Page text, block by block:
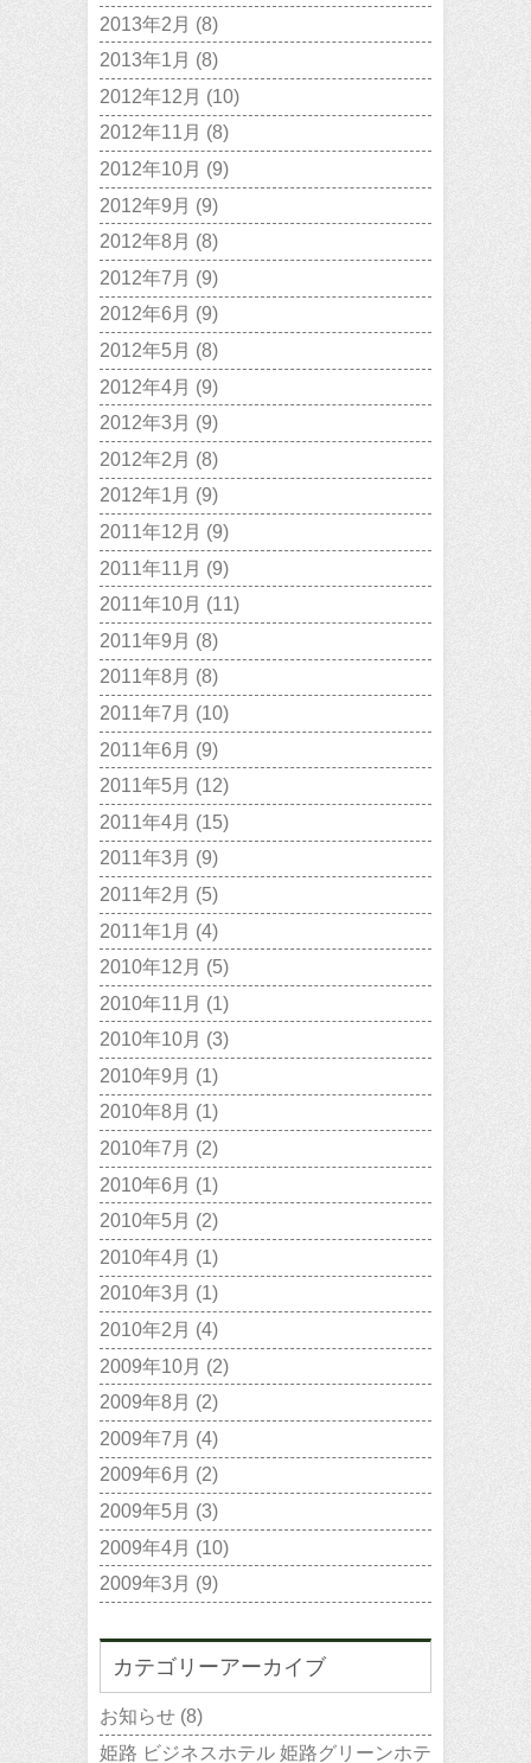
2013年2月 (8)
2013年1月 (8)
2012年12月 (10)
2012年11月 (8)
2012年10月 (9)
2012年9月 (9)
2012年8月 (8)
2012年7月 (9)
2012年6月 (9)
2012年5月 (8)
2012年4月 (9)
2012年3月 (9)
2012年2月 (8)
2012年1月 (9)
2011年12月 (9)
2011年11月 (9)
2011年10月 (11)
2011年9月 (8)
2011年8月 (8)
2011年7月 (10)
2011年6月 (9)
2011年5月 (12)
2011年4月 (15)
2011年3月 (9)
2011年2月 (5)
2011年1月 (4)
2010年12月 (5)
2010年11月 (1)
2010年10月 (3)
2010年9月 (1)
2010年8月 (1)
2010年7月 (2)
2010年6月 (1)
2010年5月 (2)
2010年4月 (1)
2010年3月 (1)
2010年2月 (4)
2009年10月 (2)
2009年8月 (2)
2009年7月 (4)
2009年6月 (2)
2009年5月 (3)
2009年4月 (10)
2009年3月 (9)
カテゴリーアーカイブ
お知らせ (8)
姫路 ビジネスホテル 姫路グリーンホテ